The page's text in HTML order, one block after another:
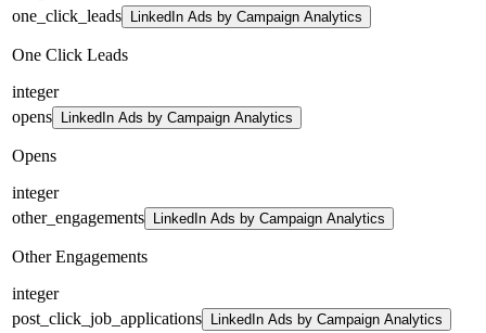
one_click_leads
LinkedIn Ads by Campaign Analytics
One Click Leads
integer
opens
LinkedIn Ads by Campaign Analytics
Opens
integer
other_engagements
LinkedIn Ads by Campaign Analytics
Other Engagements
integer
post_click_job_applications
LinkedIn Ads by Campaign Analytics